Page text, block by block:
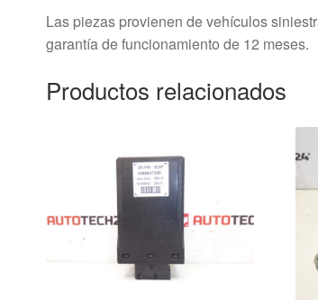
Las piezas provienen de vehículos
garantía de funcionamiento de 12 meses.
Productos relacionados